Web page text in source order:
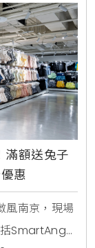
滿額送兔子
惠
風南京，現場
SmartAngel